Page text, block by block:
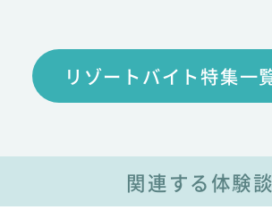
リゾートバイト特集一
関連する体験談